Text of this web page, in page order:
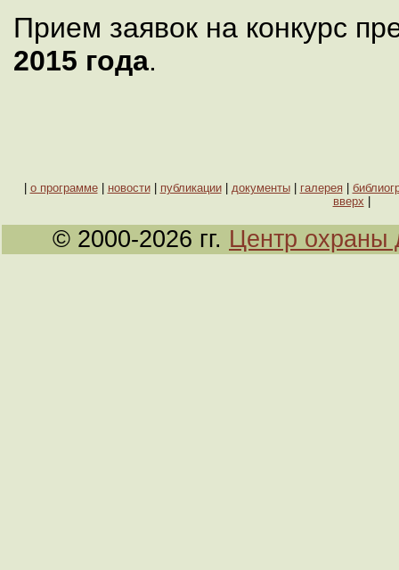
Прием заявок на конкурс
2015 года.
о программе| новости| публикации| документы| галерея|
вверх
© 2000-2026 гг. Центр охраны